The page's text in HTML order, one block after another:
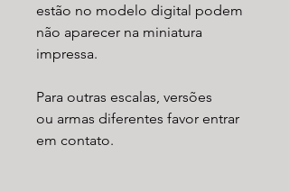
estão no modelo digital podem
não aparecer na miniatura
impressa.
Para outras escalas, versões
ou armas diferentes favor entrar
em contato.